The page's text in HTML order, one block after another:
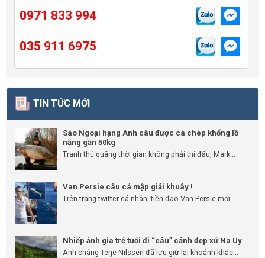
0971 833 994
035 911 6975
TIN TỨC MỚI
Sao Ngoại hạng Anh câu được cá chép khổng lồ
nặng gần 50kg
Tranh thủ quãng thời gian không phải thi đấu, Mark...
Van Persie câu cá mập giải khuây !
Trên trang twitter cá nhân, tiền đạo Van Persie mới...
Nhiếp ảnh gia trẻ tuổi đi “câu” cảnh đẹp xứ Na Uy
Anh chàng Terje Nilssen đã lưu giữ lại khoảnh khắc...